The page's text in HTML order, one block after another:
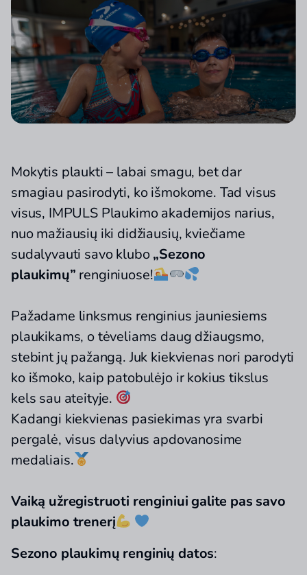
Mokytis plaukti – labai smagu, bet dar
smagiau pasirodyti, ko išmokome. Tad visus
visus, IMPULS Plaukimo akademijos narius,
nuo mažiausių iki didžiausių, kviečiame
sudalyvauti savo klubo„Sezono
plaukimų” renginiuose!
Pažadame linksmus renginius jauniesiems
plaukikams, o tėveliams daug džiaugsmo,
stebint jų pažangą. Juk kiekvienas nori parodyti
ko išmoko, kaip patobulėjo ir kokius tikslus
kels sau ateityje.
Kadangi kiekvienas pasiekimas yra svarbi
pergalė, visus dalyvius apdovanosime
medaliais.
Vaiką užregistruoti renginiui galite pas savo
plaukimo trenerį
Sezono plaukimų renginių datos: